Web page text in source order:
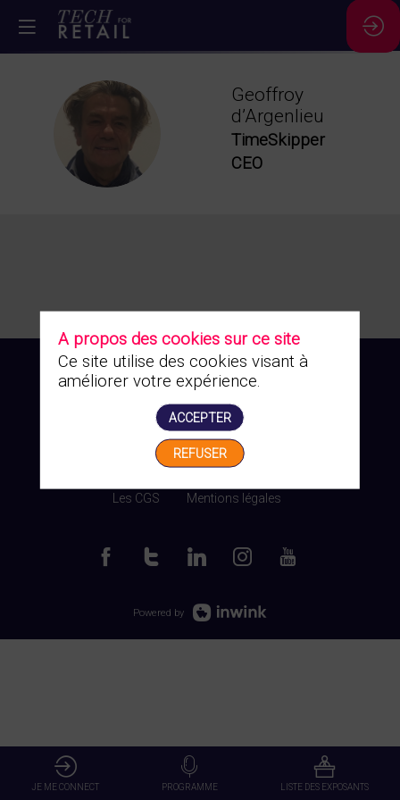
GD
Geoffroy
d’Argenlieu
TimeSkipper
CEO
Gérer mes cookies
Les CGS Mentions légales
Powered by
JE ME CONNECT PROGRAMME LISTE DES EXPOSANTS
A propos des cookies sur ce site
Ce site utilise des cookies visant à
améliorer votre expérience.
ACCEPTER
REFUSER